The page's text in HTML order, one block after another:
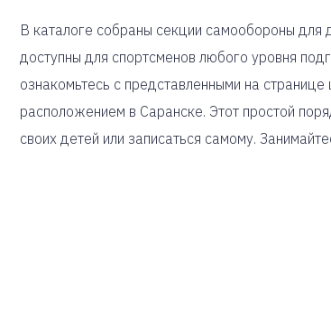
В каталоге собраны секции самообороны для
доступны для спортсменов любого уровня
ознакомьтесь с представленными на
расположением в Саранске. Этот простой
своих детей или записаться самому.